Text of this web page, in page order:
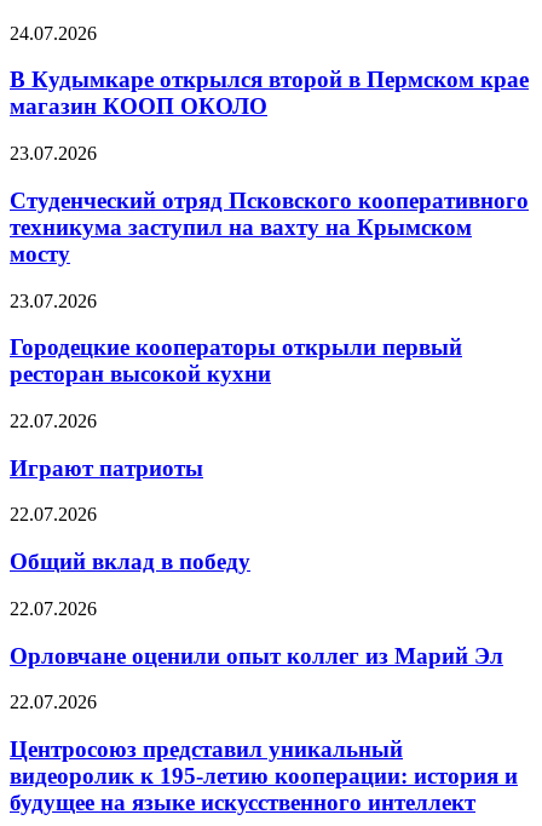
24.07.2026
В Кудымкаре открылся второй в Пермском крае
магазин КООП ОКОЛО
23.07.2026
Студенческий отряд Псковского кооперативного
техникума заступил на вахту на Крымском
мосту
23.07.2026
Городецкие кооператоры открыли первый
ресторан высокой кухни
22.07.2026
Играют патриоты
22.07.2026
Общий вклад в победу
22.07.2026
Орловчане оценили опыт коллег из Марий Эл
22.07.2026
Центросоюз представил уникальный
видеоролик к 195-летию кооперации: история и
будущее на языке искусственного интеллект